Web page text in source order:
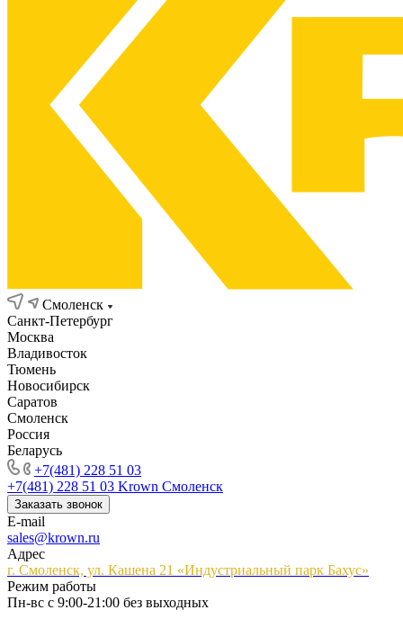
Смоленск
Санкт-Петербург
Москва
Владивосток
Тюмень
Новосибирск
Саратов
Смоленск
Россия
Беларусь
+7(481) 228 51 03
+7(481) 228 51 03 Krown Смоленск
Заказать звонок
E-mail
sales@krown.ru
Адрес
г. Смоленск, ул. Кашена 21 «Индустриальный парк Бахус»
Режим работы
Пн-вс с 9:00-21:00 без выходных